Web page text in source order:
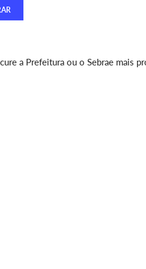
a Prefeitura ou o Sebrae mais